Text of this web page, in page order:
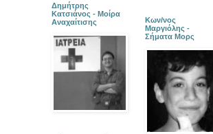
Δημήτρης
Κατσιάνος - Μοίρα
Αναχαίτισης
Κων/νος
Μαργιόλης -
Σήματα Μορς